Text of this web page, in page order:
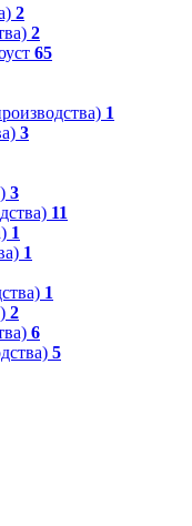
2
2
65
1
3
3
11
1
1
1
2
6
5